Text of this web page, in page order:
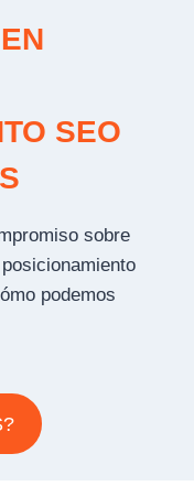
SEO
sobre
podemos